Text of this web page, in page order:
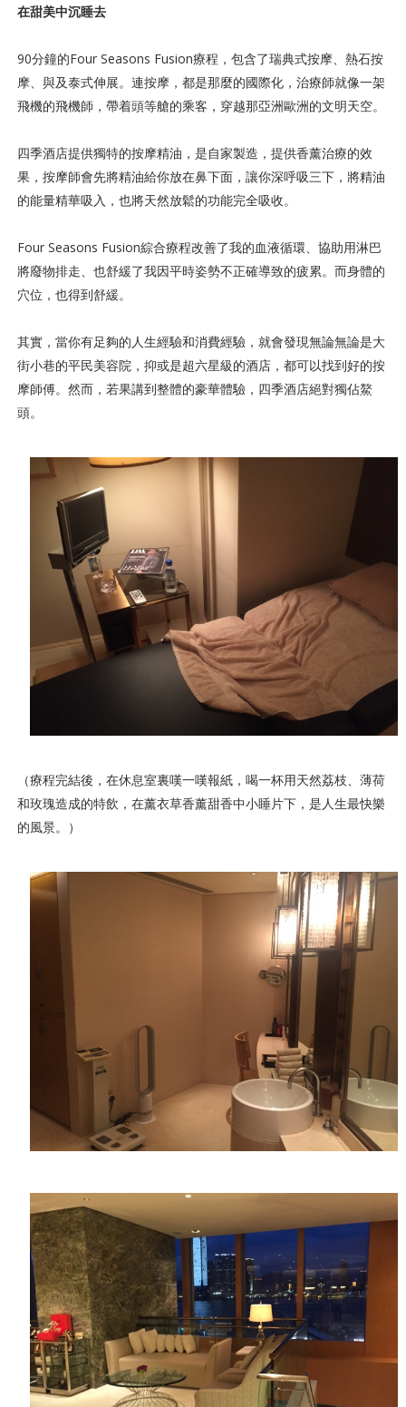
在甜美中沉睡去
90分鐘的Four Seasons Fusion療程，包含了瑞典式按摩、熱石按
摩、與及泰式伸展。連按摩，都是那麼的國際化，治療師就像一架
飛機的飛機師，帶着頭等艙的乘客，穿越那亞洲歐洲的文明天空。
四季酒店提供獨特的按摩精油，是自家製造，提供香薰治療的效
果，按摩師會先將精油給你放在鼻下面，讓你深呼吸三下，將精油
的能量精華吸入，也將天然放鬆的功能完全吸收。
Four Seasons Fusion綜合療程改善了我的血液循環、協助用淋巴
將廢物排走、也舒緩了我因平時姿勢不正確導致的疲累。而身體的
穴位，也得到舒緩。
其實，當你有足夠的人生經驗和消費經驗，就會發現無論無論是大
街小巷的平民美容院，抑或是超六星級的酒店，都可以找到好的按
摩師傅。然而，若果講到整體的豪華體驗，四季酒店絕對獨佔鰲
頭。
（療程完結後，在休息室裏嘆一嘆報紙，喝一杯用天然荔枝、薄荷
和玫瑰造成的特飲，在薰衣草香薰甜香中小睡片下，是人生最快樂
的風景。）